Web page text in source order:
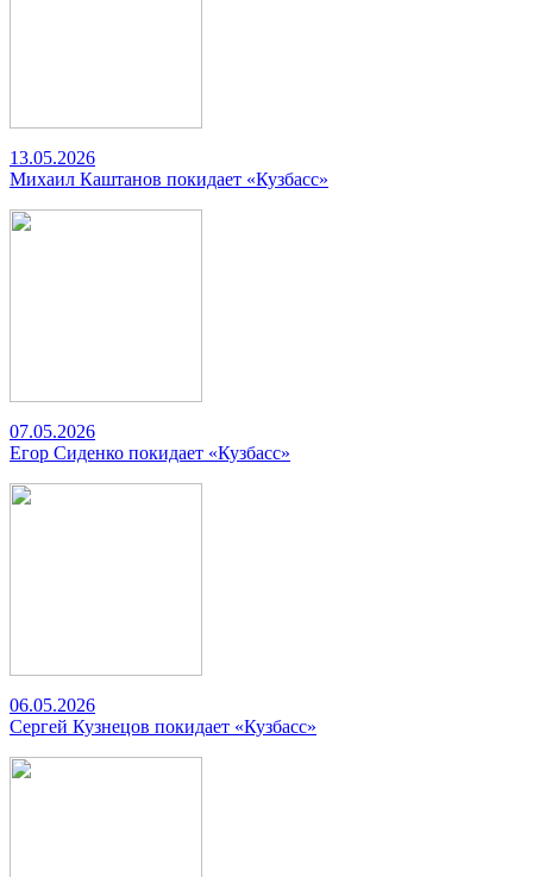
13.05.2026
Михаил Каштанов покидает «Кузбасс»
07.05.2026
Егор Сиденко покидает «Кузбасс»
06.05.2026
Сергей Кузнецов покидает «Кузбасс»